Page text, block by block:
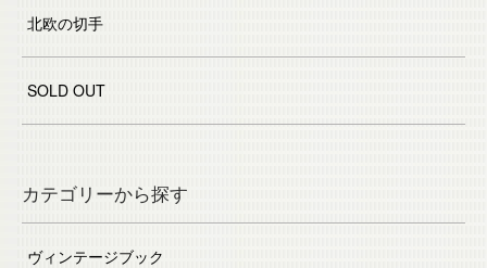
北欧の切手
SOLD OUT
カテゴリーから探す
ヴィンテージブック